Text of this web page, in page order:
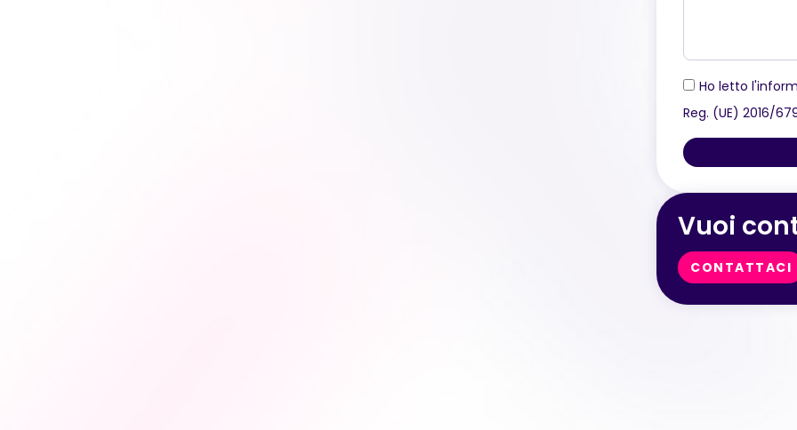
Ho letto
Reg. (UE) 2016/
Vuoi
CONTATTACI